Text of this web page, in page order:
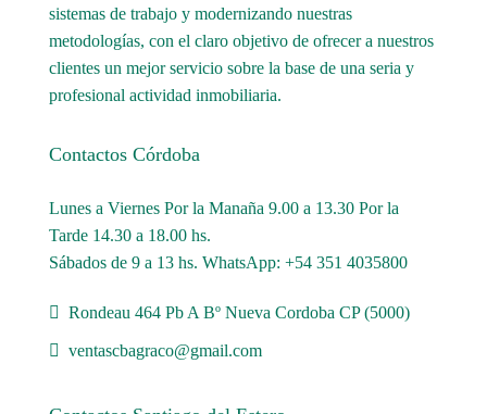
sistemas de trabajo y modernizando nuestras
metodologías, con el claro objetivo de ofrecer a nuestros
clientes un mejor servicio sobre la base de una seria y
profesional actividad inmobiliaria.
Contactos Córdoba
Lunes a Viernes Por la Manaña 9.00 a 13.30 Por la
Tarde 14.30 a 18.00 hs.
Sábados de 9 a 13 hs. WhatsApp: +54 351 4035800
Rondeau 464 Pb A Bº Nueva Cordoba CP (5000)
ventascbagraco@gmail.com